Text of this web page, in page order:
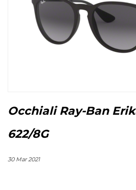
Occhiali Ray-Ban
622/8G
30 Mar 2021